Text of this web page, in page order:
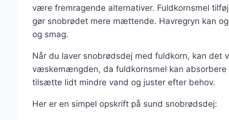
være fremragende alternativer. Fuldkornsmel
gør snobrødet mere mættende. Havregryn kan
og smag.
Når du laver snobrødsdej med fuldkorn, kan det
væskemængden, da fuldkornsmel kan
tilsætte lidt mindre vand og juster efter behov.
Her er en simpel opskrift på sund snobrødsdej: